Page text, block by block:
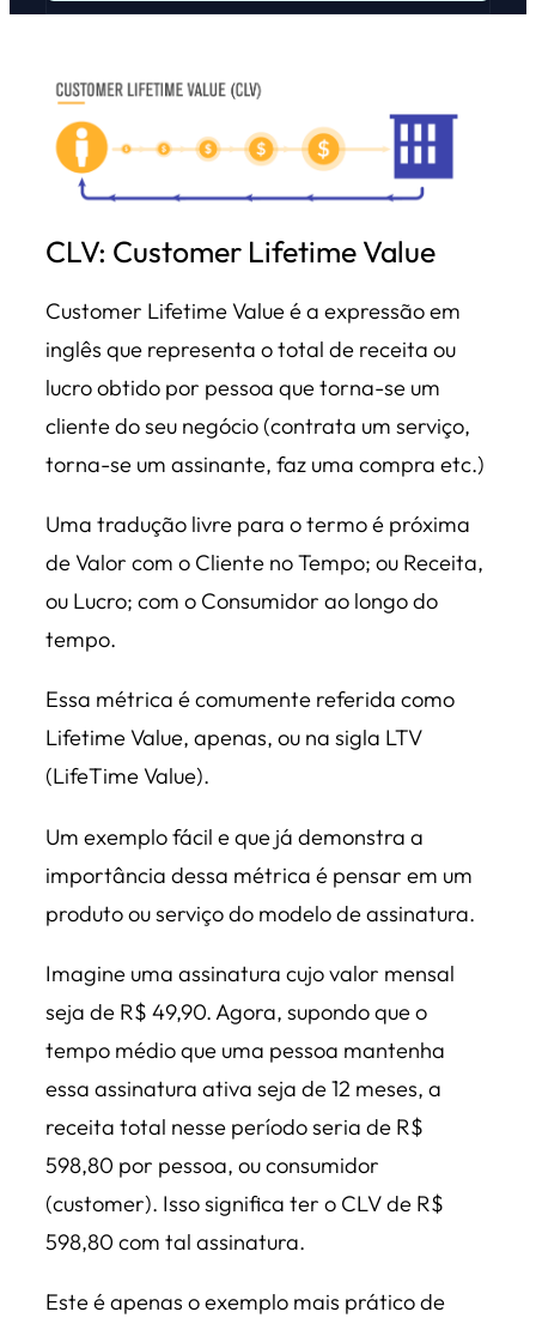
CLV: Customer Lifetime Value
Customer Lifetime Value é a expressão em
inglês que representa o total de receita ou
lucro obtido por pessoa que torna-se um
cliente do seu negócio (contrata um serviço,
torna-se um assinante, faz uma compra etc.)
Uma tradução livre para o termo é próxima
de Valor com o Cliente no Tempo; ou Receita,
ou Lucro; com o Consumidor ao longo do
tempo.
Essa métrica é comumente referida como
Lifetime Value, apenas, ou na sigla LTV
(LifeTime Value).
Um exemplo fácil e que já demonstra a
importância dessa métrica é pensar em um
produto ou serviço do modelo de assinatura.
Imagine uma assinatura cujo valor mensal
seja de R$ 49,90. Agora, supondo que o
tempo médio que uma pessoa mantenha
essa assinatura ativa seja de 12 meses, a
receita total nesse período seria de R$
598,80 por pessoa, ou consumidor
(customer). Isso significa ter o CLV de R$
598,80 com tal assinatura.
Este é apenas o exemplo mais prático de